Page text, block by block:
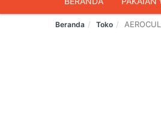
HANDPHONE &
Beranda Toko